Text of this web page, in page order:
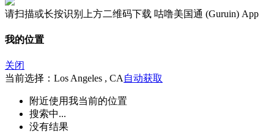
请扫描或长按识别上方二维码下载 咕噜美国通 (Guruin) App
我的位置
关闭
当前选择：Los Angeles , CA 自动获取
附近使用我当前的位置
搜索中...
没有结果